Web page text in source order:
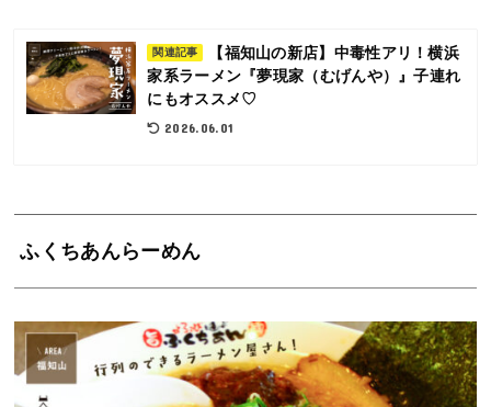
関連記事
【福知山の新店】中毒性アリ！横浜
家系ラーメン『夢現家（むげんや）』子連れ
にもオススメ♡
2026.06.01
ふくちあんらーめん